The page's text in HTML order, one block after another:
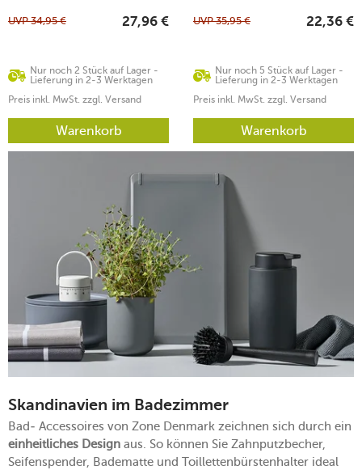
Nur noch 2 Stück auf Lager -
Lieferung in 2-3 Werktagen
UVP34,95 € 27,96 €
Preis inkl. MwSt. zzgl. Versand
Warenkorb
Nur noch 5 Stück auf Lager -
Lieferung in 2-3 Werktagen
UVP35,95 € 22,36 €
Preis inkl. MwSt. zzgl. Versand
Warenkorb
Skandinavien im Badezimmer
Bad- Accessoires von Zone Denmark zeichnen sich durch ein
einheitliches Design aus. So können Sie Zahnputzbecher,
Seifenspender, Badematte und Toillettenbürstenhalter ideal